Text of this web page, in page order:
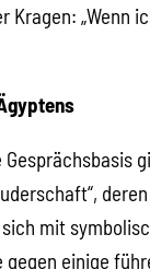
Kragen: „Wenn
Gesprächsbasis
mit
gegen einige